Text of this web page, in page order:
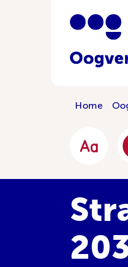
Home